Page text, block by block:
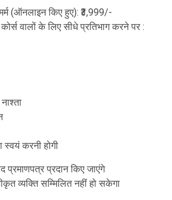
(ऑनलाइन किए हुए): ₹3,999/-
वालों के लिए सीधे प्रतिभाग करने पर :
स्वयं करनी होगी
प्रमाणपत्र प्रदान किए जाएंगे
व्यक्ति सम्मिलित नहीं हो सकेगा